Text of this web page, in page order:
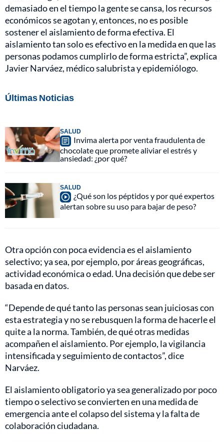
demasiado en el tiempo la gente se cansa, los recursos
económicos se agotan y, entonces, no es posible
sostener el aislamiento de forma efectiva. El
aislamiento tan solo es efectivo en la medida en que las
personas podamos cumplirlo de forma estricta”, explica
Javier Narváez, médico salubrista y epidemiólogo.
Últimas Noticias
SALUD
Invima alerta por venta fraudulenta de
chocolate que promete aliviar el estrés y
ansiedad: ¿por qué?
SALUD
¿Qué son los péptidos y por qué expertos
alertan sobre su uso para bajar de peso?
Otra opción con poca evidencia es el aislamiento
selectivo; ya sea, por ejemplo, por áreas geográficas,
actividad económica o edad. Una decisión que debe ser
basada en datos.
“Depende de qué tanto las personas sean juiciosas con
esta estrategia y no se rebusquen la forma de hacerle el
quite a la norma. También, de qué otras medidas
acompañen el aislamiento. Por ejemplo, la vigilancia
intensificada y seguimiento de contactos”, dice
Narváez.
El aislamiento obligatorio ya sea generalizado por poco
tiempo o selectivo se convierten en una medida de
emergencia ante el colapso del sistema y la falta de
colaboración ciudadana.